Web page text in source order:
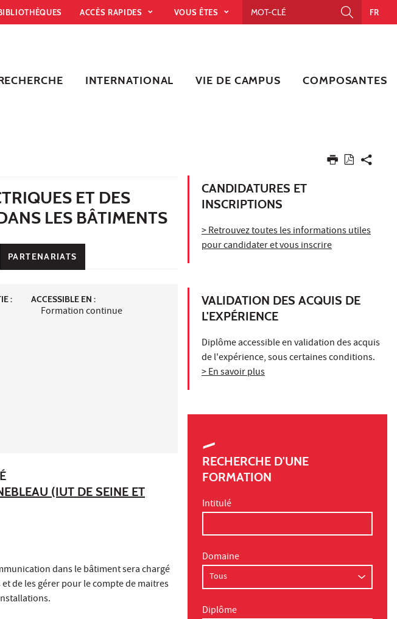
ACCÈS RAPIDES VOUS ÊTES FR
INTERNATIONAL VIE DE CAMPUS COMPOSANTES
ET DES
LES BÂTIMENTS
PARTENARIATS
: ACCESSIBLE EN :
Formation continue
(IUT DE SEINE ET
dans le bâtiment sera chargé
de les gérer pour le compte de maitres
CANDIDATURES ET
INSCRIPTIONS
> Retrouvez toutes les informations utiles
pour candidater et vous inscrire
VALIDATION DES ACQUIS DE
L'EXPÉRIENCE
Diplôme accessible en validation des acquis
de l'expérience, sous certaines conditions.
> En savoir plus
RECHERCHE D'UNE
FORMATION
Intitulé
Domaine
Diplôme